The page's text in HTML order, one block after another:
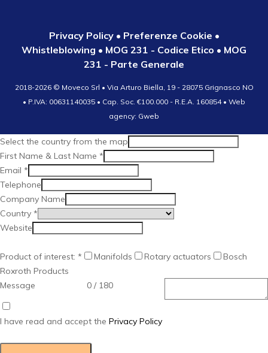
Privacy Policy• Preferenze Cookie •
Whistleblowing • MOG 231 - Codice Etico • MOG
231 - Parte Generale
2018-2026 © Moveco Srl • Via Arturo Biella, 19 - 28075 Grignasco NO
• P.IVA: 00631140035 • Cap. Soc. €100.000 - R.E.A. 160854• Web
agency: Gweb
Select the country from the map
First Name & Last Name *
Email *
Telephone
Company Name
Country *
Website
Product of interest: * Manifolds Rotary actuators
Bosch
Roxroth Products
Message
0 / 180
I have read and accept the Privacy Policy